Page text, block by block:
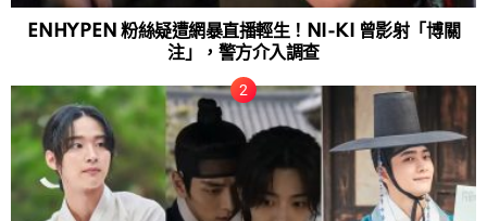
ENHYPEN 粉絲疑遭網暴直播輕生！NI-KI 曾影射「博關
注」，警方介入調查